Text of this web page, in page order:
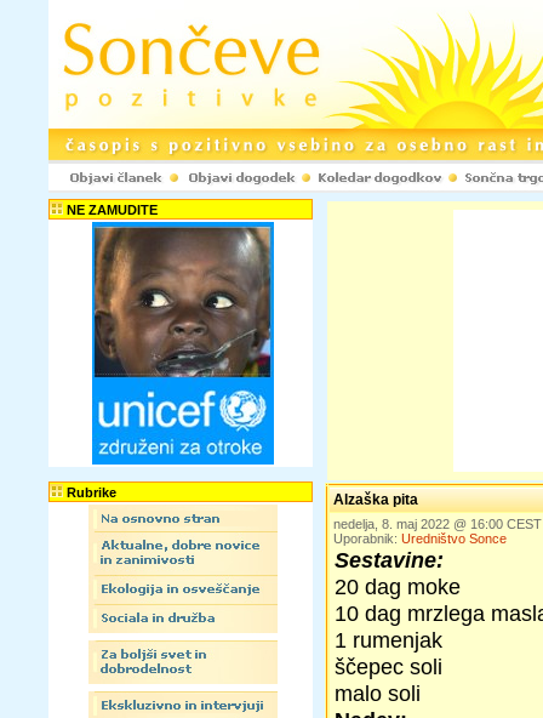
NE ZAMUDITE
Rubrike Alzaška pita
nedelja, 8. maj 2022 @ 16:00 CEST
Uporabnik: Uredništvo Sonce
Sestavine:
20 dag moke
10 dag mrzlega
1 rumenjak
ščepec soli
malo soli